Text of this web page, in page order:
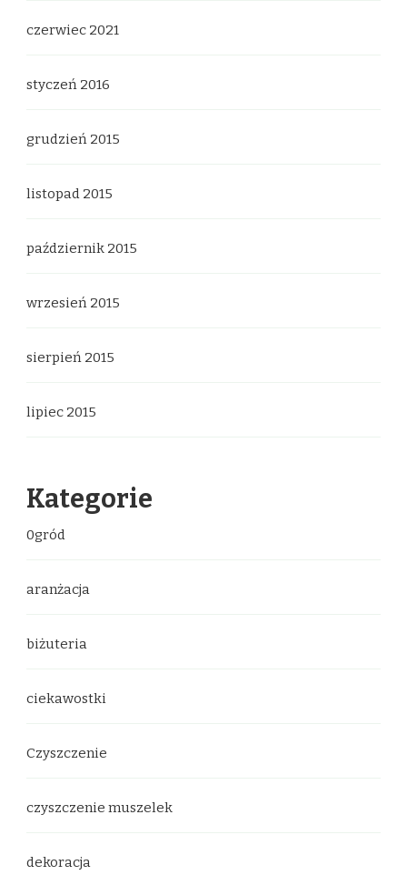
czerwiec 2021
styczeń 2016
grudzień 2015
listopad 2015
październik 2015
wrzesień 2015
sierpień 2015
lipiec 2015
Kategorie
0gród
aranżacja
biżuteria
ciekawostki
Czyszczenie
czyszczenie muszelek
dekoracja